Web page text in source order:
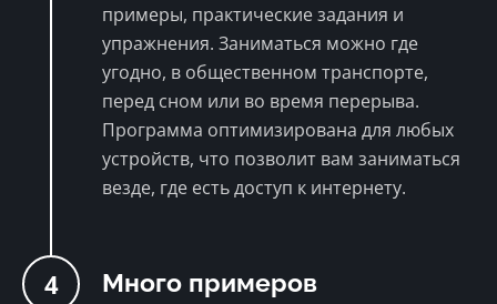
примеры, практические задания и
упражнения. Заниматься можно где
угодно, в общественном транспорте,
перед сном или во время перерыва.
Программа оптимизирована для любых
устройств, что позволит вам заниматься
везде, где есть доступ к интернету.
4 Много примеров